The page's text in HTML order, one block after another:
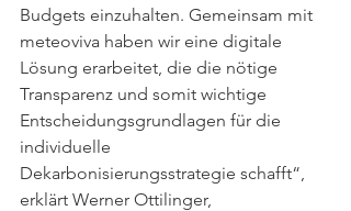
Budgets einzuhalten. Gemeinsam mit
meteoviva haben wir eine digitale
Lösung erarbeitet, die die nötige
Transparenz und somit wichtige
Entscheidungsgrundlagen für die
individuelle
Dekarbonisierungsstrategie schafft“,
erklärt Werner Ottilinger,